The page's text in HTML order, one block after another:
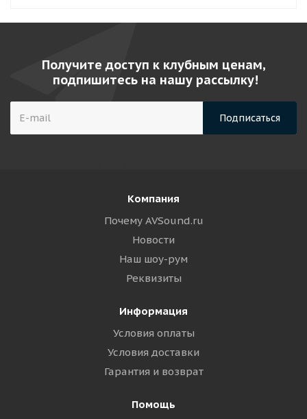
Получите доступ к клубным ценам,
подпишитесь на нашу рассылку!
Компания
Почему AVSound.ru
Новости
Наш шоу-рум
Реквизиты
Информация
Условия оплаты
Условия доставки
Гарантия и возврат
Помощь